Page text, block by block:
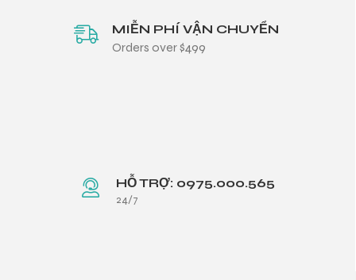
MIỄN PHÍ VẬN CHUYỂN
Orders over $499
HỖ TRỢ: 0975.000.565
24/7